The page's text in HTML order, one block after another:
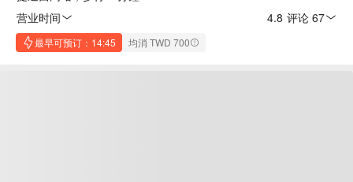
营业时间
4.8 评论 67
最早可预订：14:45 均消 TWD 700